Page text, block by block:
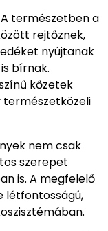
A természetben a
rejtőznek,
nyújtanak
bírnak.
kőzetek
természetközeli
nem csak
szerepet
is. A megfelelő
létfontosságú,